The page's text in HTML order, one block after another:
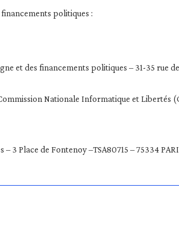
politiques :
et des financements politiques – 31-35 rue de
Nationale Informatique et Libertés
Place de Fontenoy –TSA80715 – 75334